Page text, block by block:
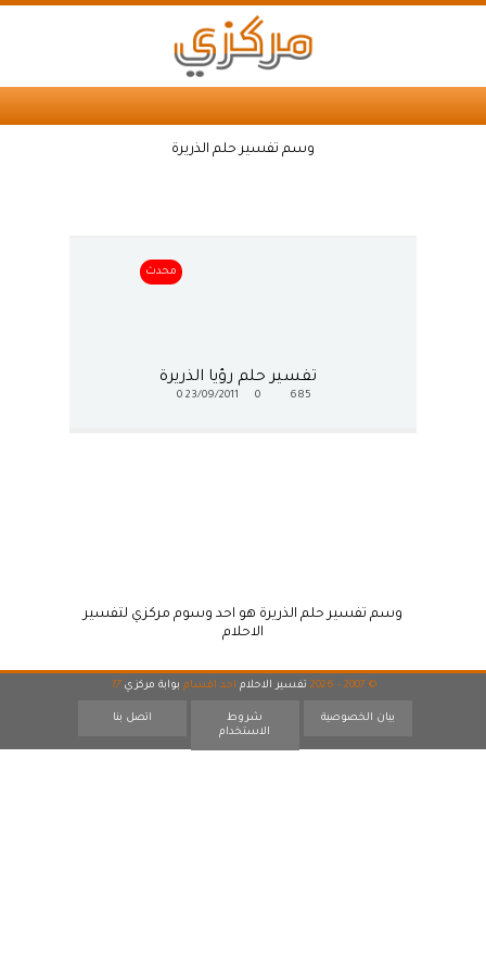
وسم تفسير حلم الذريرة
محدث
تفسير حلم رؤيا الذريرة
685
23/09/2011
0
وسم تفسير حلم الذريرة هو احد وسوم مركزي لتفسير
الاحلام
© 2007 - 2026 تفسير الاحلام احد اقسام بوابة مركزي 17
بيان الخصوصية
شروط
الاستخدام
اتصل بنا